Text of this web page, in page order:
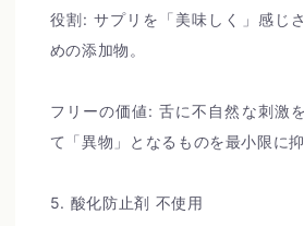
役割: サプリを「美味しく」感じ
めの添加物。
フリーの価値: 舌に不自然な刺激
て「異物」となるものを最小限に抑
5. 酸化防止剤 不使用